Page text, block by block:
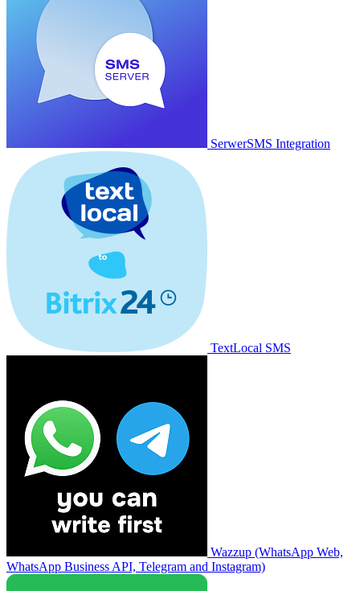
SerwerSMS Integration
TextLocal SMS
Wazzup (WhatsApp Web,
WhatsApp Business API, Telegram and Instagram)